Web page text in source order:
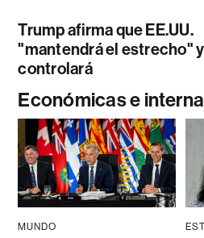
Trump afirma que EE.UU.
"mantendrá el estrecho"
controlará
Económicas e
MUNDO